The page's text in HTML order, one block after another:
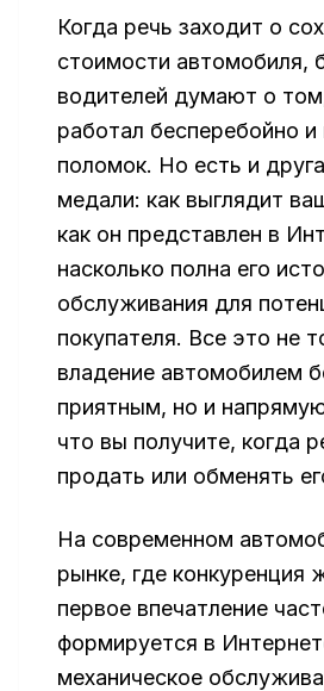
Когда речь заходит о
стоимости автомобиля,
водителей думают о
работал бесперебойно и
поломок. Но есть и
медали: как выглядит
как он представлен в
насколько полна его
обслуживания для
покупателя. Все это не
владение автомобилем
приятным, но и
что вы получите, когда
продать или обменять
На современном
рынке, где конкуренция
первое впечатление
формируется в
механическое